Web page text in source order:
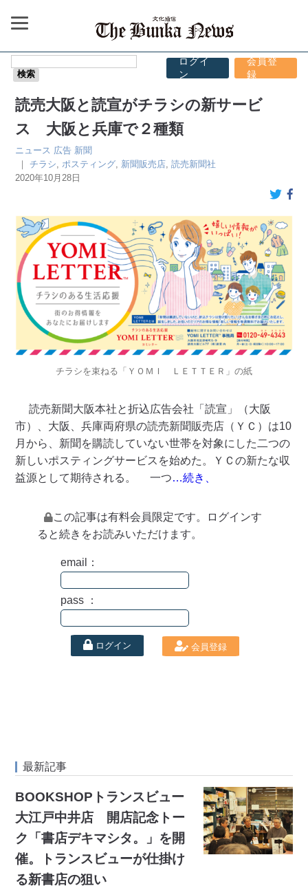
ログイ
ン
会員登
録
読売大阪と読宣がチラシの新サービ
ス 大阪と兵庫で２種類
ニュース 広告 新聞
｜チラシ ポスティング 新聞販売店 ,読売新聞社
2020年10月28日
チラシを束ねる「ＹＯＭＩ ＬＥＴＴＥＲ」の紙
読売新聞大阪本社と折込広告会社「読宣」（大阪
市）、大阪、兵庫両府県の読売新聞販売店（ＹＣ）は10
月から、新聞を購読していない世帯を対象にした二つの
新しいポスティングサービスを始めた。ＹＣの新たな収
益源として期待される。 一つ…続き、
この記事は有料会員限定です。ログインす
ると続きをお読みいただけます。
email：
pass ：
ログイン 会員登録
最新記事
BOOKSHOPトランスビュー
大江戸中井店 開店記念トー
ク「書店デキマシタ。」を開
催。トランスビューが仕掛け
る新書店の狙い